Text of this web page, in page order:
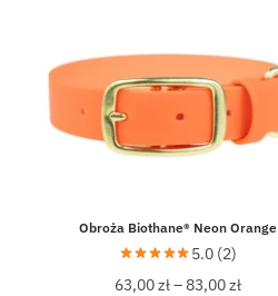
Obroża Biothane® Neon Orange
5.0 (2)
63,00zł–83,00zł